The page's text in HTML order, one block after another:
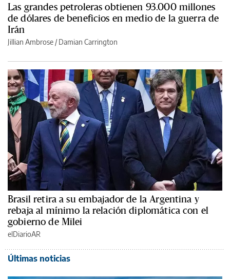
Las grandes petroleras obtienen 93.000 millones
de dólares de beneficios en medio de la guerra de
Irán
Jillian Ambrose / Damian Carrington
Brasil retira a su embajador de la Argentina y
rebaja al mínimo la relación diplomática con el
gobierno de Milei
elDiarioAR
Últimas noticias